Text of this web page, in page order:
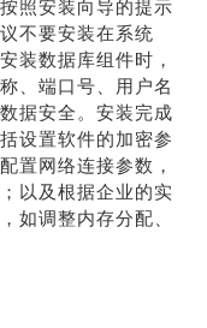
照安装向导的提示
不要安装在系统
装数据库组件时，
、端口号、用户名
据安全。安装完成
设置软件的加密参
置网络连接参数，
以及根据企业的实
如调整内存分配、